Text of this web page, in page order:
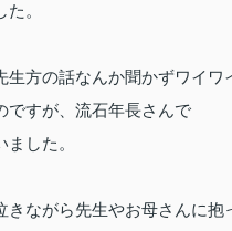
。
生方の話なんか聞かずワイワ
ですが、流石年長さんで
した。
きながら先生やお母さんに抱